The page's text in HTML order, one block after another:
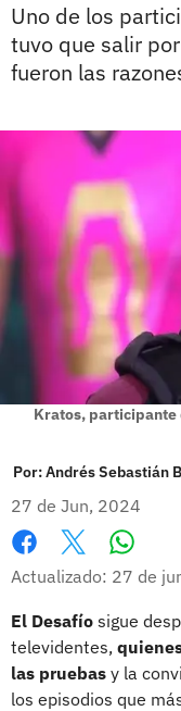
Uno de los
tuvo que salir
fueron las
Kratos, participante
Por:Andrés Sebastián
27 de Jun, 2024
Facebook
X
Actualizado: 27 de
El Desafío sigue
televidentes,
las pruebas y la
los episodios que